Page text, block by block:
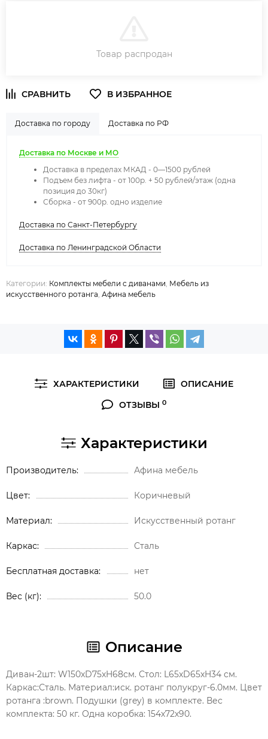
Товар распродан
Доставка по городу Доставка по РФ
Доставка по Москве и МО
Доставка в пределах МКАД - 0—1500 рублей
Подъем без лифта - от 100р. + 50 рублей/этаж (одна
позиция до 30кг)
Сборка - от 900р. одно изделие
Доставка по Санкт-Петербургу
Доставка по Ленинградской Области
Категории: Комплекты мебели с диванами Мебель из
искусственного ротанга Афина мебель
ХАРАКТЕРИСТИКИ
ОПИСАНИЕ
ОТЗЫВЫ 0
Характеристики
Производитель Афина мебель
Цвет Коричневый
Материал Искусственный ротанг
Каркас Сталь
Бесплатная доставка нет
Вес (кг) 50.0
Описание
Диван-2шт: W150xD75xH68см. Стол: L65xD65xH34 см.
Каркас:Сталь. Материал:иск. ротанг полукруг-6.0мм. Цвет
ротанга :brown. Подушки (grey) в комплекте. Вес
комплекта: 50 кг. Одна коробка: 154х72х90.